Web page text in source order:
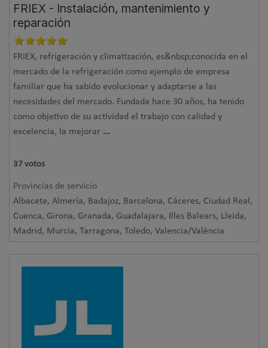
FRIEX - Instalación, mantenimiento y
reparación
FRIEX, refrigeración y climatización, es&nbsp;conocida en el
mercado de la refrigeración como ejemplo de empresa
familiar que ha sabido evolucionar y adaptarse a las
necesidades del mercado. Fundada hace 30 años, ha tenido
como objetivo de su actividad el trabajo con calidad y
excelencia, la mejorar ...
37 votos
Provincias de servicio
Albacete, Almería, Badajoz, Barcelona, Cáceres, Ciudad Real,
Cuenca, Girona, Granada, Guadalajara, Illes Balears, Lleida,
Madrid, Murcia, Tarragona, Toledo, Valencia/València